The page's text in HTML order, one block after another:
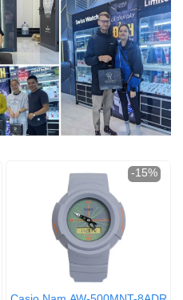
-15%